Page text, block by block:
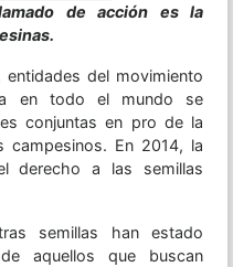
de acción es la
del movimiento
en todo el mundo se
conjuntas en pro de la
En 2014, la
derecho a las semillas
semillas han estado
aquellos que buscan